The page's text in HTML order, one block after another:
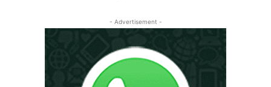
- Advertisement -